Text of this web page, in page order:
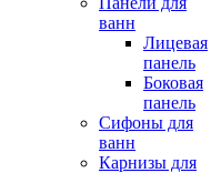
ванн
Лицевая
панель
Боковая
панель
Сифоны для
ванн
Карнизы для